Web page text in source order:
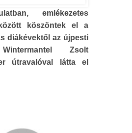
emlékezetes
köszöntek el a
diákévektől az újpesti
Zsolt
útravalóval látta el